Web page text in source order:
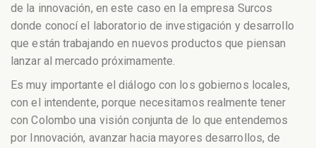
de la innovación, en este caso en la empresa Surcos
donde conocí el laboratorio de investigación y desarrollo
que están trabajando en nuevos productos que piensan
lanzar al mercado próximamente.
Es muy importante el diálogo con los gobiernos locales,
con el intendente, porque necesitamos realmente tener
con Colombo una visión conjunta de lo que entendemos
por Innovación, avanzar hacia mayores desarrollos, de